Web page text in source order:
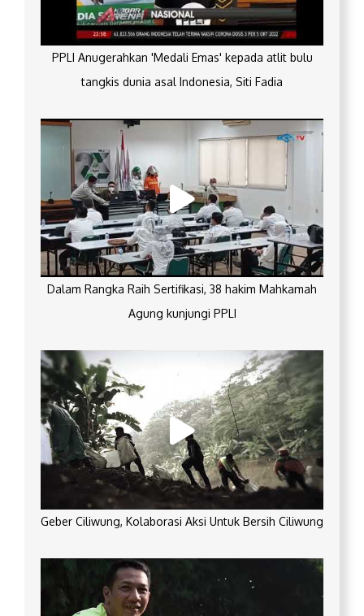
PPLI Anugerahkan 'Medali Emas' kepada atlit bulu
tangkis dunia asal Indonesia, Siti Fadia
Dalam Rangka Raih Sertifikasi, 38 hakim Mahkamah
Agung kunjungi PPLI
Geber Ciliwung, Kolaborasi Aksi Untuk Bersih Ciliwung